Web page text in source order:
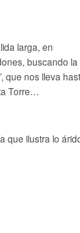
larga, en
buscando la
que nos lleva
Torre…
que ilustra lo